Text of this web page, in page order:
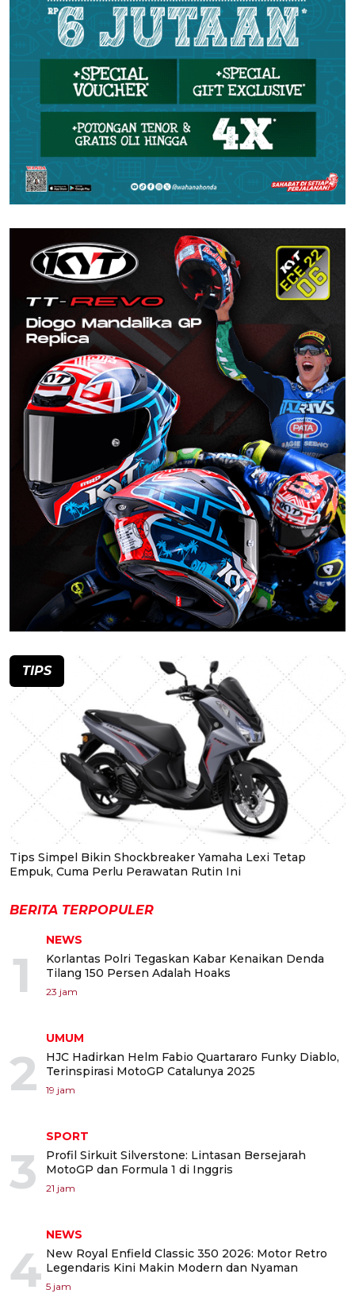
TIPS
Tips Simpel Bikin Shockbreaker Yamaha Lexi Tetap
Empuk, Cuma Perlu Perawatan Rutin Ini
BERITA TERPOPULER
1
NEWS
Korlantas Polri Tegaskan Kabar Kenaikan Denda
Tilang 150 Persen Adalah Hoaks
23 jam
2
UMUM
HJC Hadirkan Helm Fabio Quartararo Funky Diablo,
Terinspirasi MotoGP Catalunya 2025
19 jam
3
SPORT
Profil Sirkuit Silverstone: Lintasan Bersejarah
MotoGP dan Formula 1 di Inggris
21 jam
4
NEWS
New Royal Enfield Classic 350 2026: Motor Retro
Legendaris Kini Makin Modern dan Nyaman
5 jam